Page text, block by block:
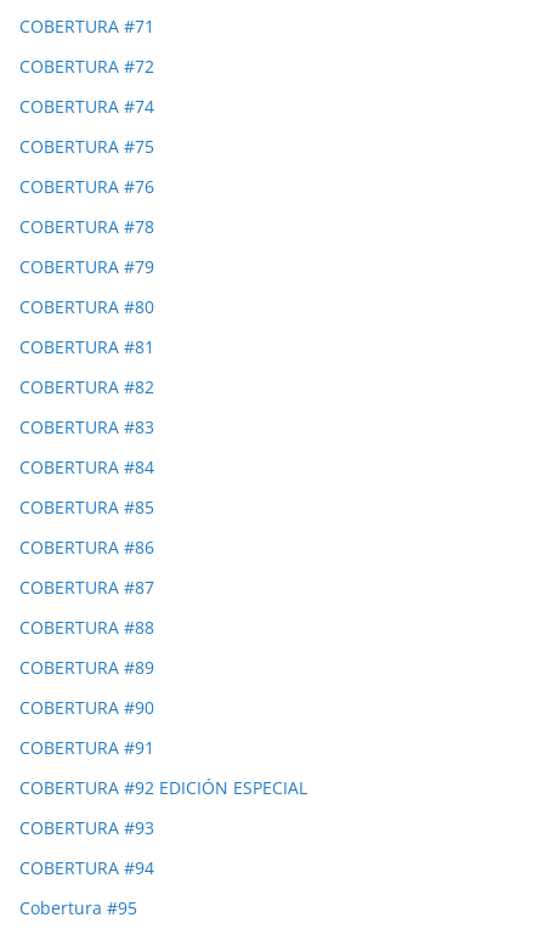
COBERTURA #71
COBERTURA #72
COBERTURA #74
COBERTURA #75
COBERTURA #76
COBERTURA #78
COBERTURA #79
COBERTURA #80
COBERTURA #81
COBERTURA #82
COBERTURA #83
COBERTURA #84
COBERTURA #85
COBERTURA #86
COBERTURA #87
COBERTURA #88
COBERTURA #89
COBERTURA #90
COBERTURA #91
COBERTURA #92 EDICIÓN ESPECIAL
COBERTURA #93
COBERTURA #94
Cobertura #95